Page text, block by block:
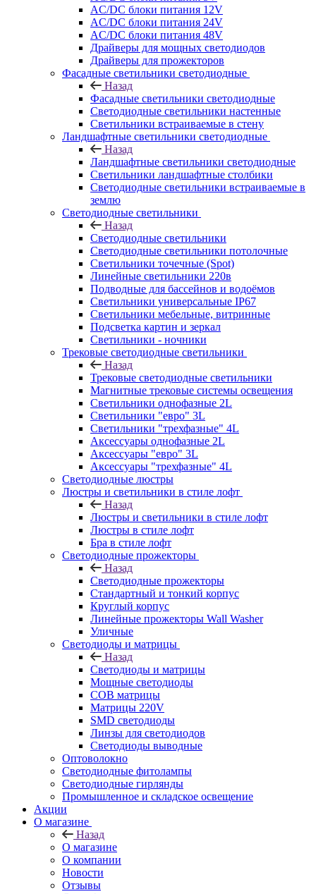
AC/DC блоки питания 12V
AC/DC блоки питания 24V
AC/DC блоки питания 48V
Драйверы для мощных светодиодов
Драйверы для прожекторов
Фасадные светильники светодиодные
Назад
Фасадные светильники светодиодные
Светодиодные светильники настенные
Светильники встраиваемые в стену
Ландшафтные светильники светодиодные
Назад
Ландшафтные светильники светодиодные
Светильники ландшафтные столбики
Светодиодные светильники встраиваемые в
землю
Светодиодные светильники
Назад
Светодиодные светильники
Светодиодные светильники потолочные
Светильники точечные (Spot)
Линейные светильники 220в
Подводные для бассейнов и водоёмов
Светильники универсальные IP67
Светильники мебельные, витринные
Подсветка картин и зеркал
Светильники - ночники
Трековые светодиодные светильники
Назад
Трековые светодиодные светильники
Магнитные трековые системы освещения
Светильники однофазные 2L
Светильники "евро" 3L
Светильники "трехфазные" 4L
Аксессуары однофазные 2L
Аксессуары "евро" 3L
Аксессуары "трехфазные" 4L
Светодиодные люстры
Люстры и светильники в стиле лофт
Назад
Люстры и светильники в стиле лофт
Люстры в стиле лофт
Бра в стиле лофт
Светодиодные прожекторы
Назад
Светодиодные прожекторы
Стандартный и тонкий корпус
Круглый корпус
Линейные прожекторы Wall Washer
Уличные
Светодиоды и матрицы
Назад
Светодиоды и матрицы
Мощные светодиоды
COB матрицы
Матрицы 220V
SMD светодиоды
Линзы для светодиодов
Светодиоды выводные
Оптоволокно
Светодиодные фитолампы
Светодиодные гирлянды
Промышленное и складское освещение
Акции
О магазине
Назад
О магазине
О компании
Новости
Отзывы